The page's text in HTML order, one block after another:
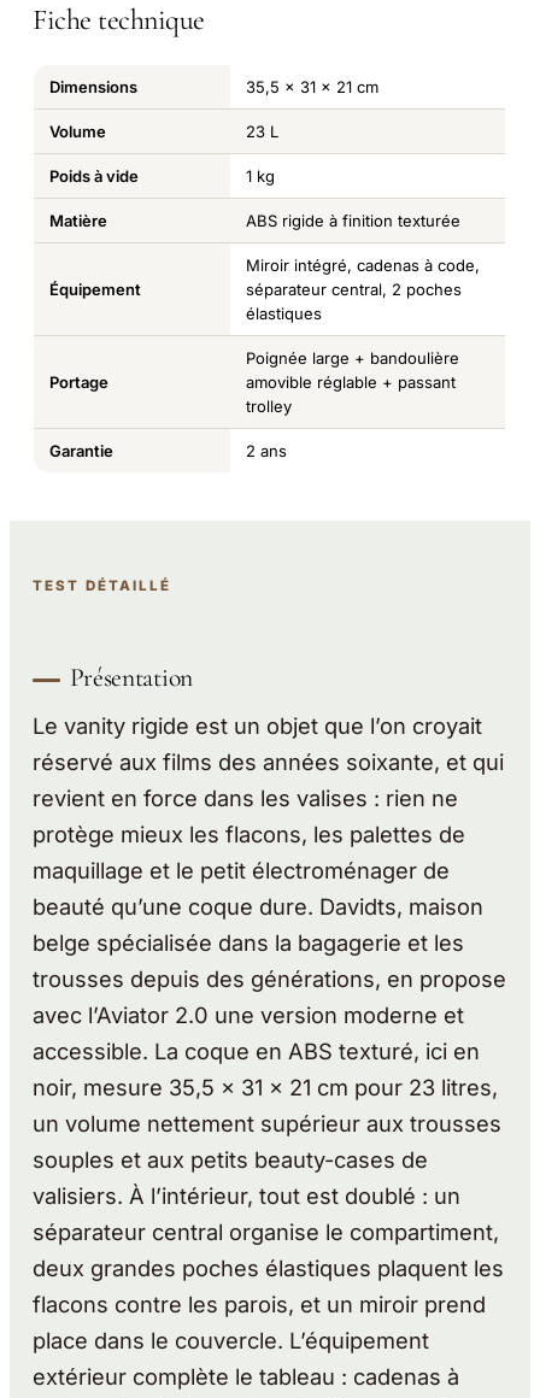
Fiche technique
Dimensions 35,5 x 31 x 21 cm
Volume 23 L
Poids à vide 1 kg
Matière ABS rigide à finition texturée
Équipement
Miroir intégré, cadenas à code,
séparateur central, 2 poches
élastiques
Portage
Poignée large + bandoulière
amovible réglable + passant
trolley
Garantie 2 ans
TEST DÉTAILLÉ
Présentation
Le vanity rigide est un objet que l’on croyait
réservé aux films des années soixante, et qui
revient en force dans les valises : rien ne
protège mieux les flacons, les palettes de
maquillage et le petit électroménager de
beauté qu’une coque dure. Davidts, maison
belge spécialisée dans la bagagerie et les
trousses depuis des générations, en propose
avec l’Aviator 2.0 une version moderne et
accessible. La coque en ABS texturé, ici en
noir, mesure 35,5 x 31 x 21 cm pour 23 litres,
un volume nettement supérieur aux trousses
souples et aux petits beauty-cases de
valisiers. À l’intérieur, tout est doublé : un
séparateur central organise le compartiment,
deux grandes poches élastiques plaquent les
flacons contre les parois, et un miroir prend
place dans le couvercle. L’équipement
extérieur complète le tableau : cadenas à